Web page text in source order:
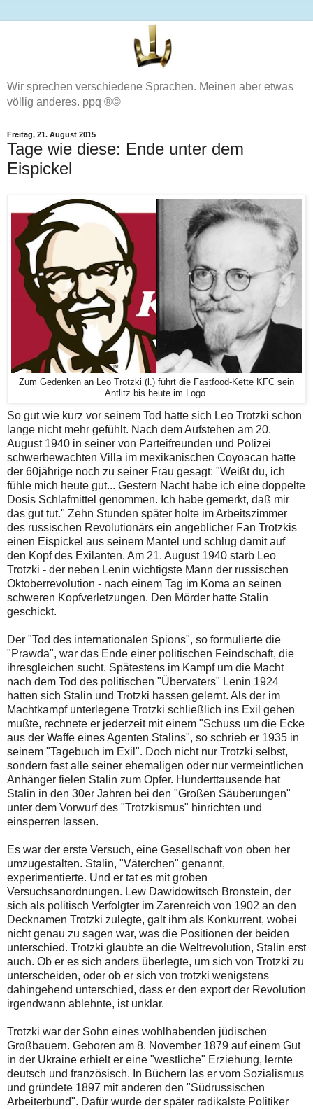
Wir sprechen verschiedene Sprachen. Meinen aber etwas
völlig anderes. ppq ®©
Freitag, 21. August 2015
Tage wie diese: Ende unter dem
Eispickel
Zum Gedenken an Leo Trotzki (l.) führt die Fastfood-Kette KFC sein
Antlitz bis heute im Logo.
So gut wie kurz vor seinem Tod hatte sich Leo Trotzki schon
lange nicht mehr gefühlt. Nach dem Aufstehen am 20.
August 1940 in seiner von Parteifreunden und Polizei
schwerbewachten Villa im mexikanischen Coyoacan hatte
der 60jährige noch zu seiner Frau gesagt: "Weißt du, ich
fühle mich heute gut... Gestern Nacht habe ich eine doppelte
Dosis Schlafmittel genommen. Ich habe gemerkt, daß mir
das gut tut." Zehn Stunden später holte im Arbeitszimmer
des russischen Revolutionärs ein angeblicher Fan Trotzkis
einen Eispickel aus seinem Mantel und schlug damit auf
den Kopf des Exilanten. Am 21. August 1940 starb Leo
Trotzki - der neben Lenin wichtigste Mann der russischen
Oktoberrevolution - nach einem Tag im Koma an seinen
schweren Kopfverletzungen. Den Mörder hatte Stalin
geschickt.
Der "Tod des internationalen Spions", so formulierte die
"Prawda", war das Ende einer politischen Feindschaft, die
ihresgleichen sucht. Spätestens im Kampf um die Macht
nach dem Tod des politischen "Übervaters" Lenin 1924
hatten sich Stalin und Trotzki hassen gelernt. Als der im
Machtkampf unterlegene Trotzki schließlich ins Exil gehen
mußte, rechnete er jederzeit mit einem "Schuss um die Ecke
aus der Waffe eines Agenten Stalins", so schrieb er 1935 in
seinem "Tagebuch im Exil". Doch nicht nur Trotzki selbst,
sondern fast alle seiner ehemaligen oder nur vermeintlichen
Anhänger fielen Stalin zum Opfer. Hunderttausende hat
Stalin in den 30er Jahren bei den "Großen Säuberungen"
unter dem Vorwurf des "Trotzkismus" hinrichten und
einsperren lassen.
Es war der erste Versuch, eine Gesellschaft von oben her
umzugestalten. Stalin, "Väterchen" genannt,
experimentierte. Und er tat es mit groben
Versuchsanordnungen. Lew Dawidowitsch Bronstein, der
sich als politisch Verfolgter im Zarenreich von 1902 an den
Decknamen Trotzki zulegte, galt ihm als Konkurrent, wobei
nicht genau zu sagen war, was die Positionen der beiden
unterschied. Trotzki glaubte an die Weltrevolution, Stalin erst
auch. Ob er es sich anders überlegte, um sich von Trotzki zu
unterscheiden, oder ob er sich von trotzki wenigstens
dahingehend unterschied, dass er den export der Revolution
irgendwann ablehnte, ist unklar.
Trotzki war der Sohn eines wohlhabenden jüdischen
Großbauern. Geboren am 8. November 1879 auf einem Gut
in der Ukraine erhielt er eine "westliche" Erziehung, lernte
deutsch und französisch. In Büchern las er vom Sozialismus
und gründete 1897 mit anderen den "Südrussischen
Arbeiterbund". Dafür wurde der später radikalste Politiker